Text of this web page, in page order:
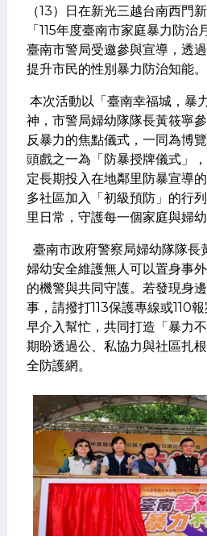
（13）日在新光三越台南西門
「115年度臺南市家庭暴力防治
臺南市警局受邀參與宣導，透
提升市民的性別暴力防治知能。
本次活動以「臺南幸福城，暴
神，市警局婦幼隊隊長黃筱寧
反暴力的焦點儀式，一同為博
頭戲之一為「防暴授牌儀式」
定長期投入在地鄰里防暴宣導
多社區加入「初級預防」的行
里日常，守護每一個家庭與婦幼
臺南市政府警察局婦幼隊隊長
婦幼安全維護無人可以置身事
的機警與共同守護。若發現身
事，請撥打113保護專線或110
早介入幫忙，共同打造「暴力
期盼透過公、私協力與社區扎
全防護網。